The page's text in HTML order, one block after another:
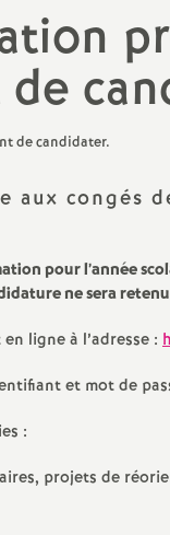
N
a
o
n
a
l
évaluation
et retraite
questions
contenus
formation continue
aux congés
pour l’année
ne sera
ligne à l’adresse :
et mot de
:
projets de